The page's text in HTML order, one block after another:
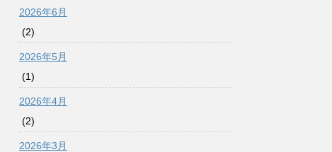
2026年6月
(2)
2026年5月
(1)
2026年4月
(2)
2026年3月